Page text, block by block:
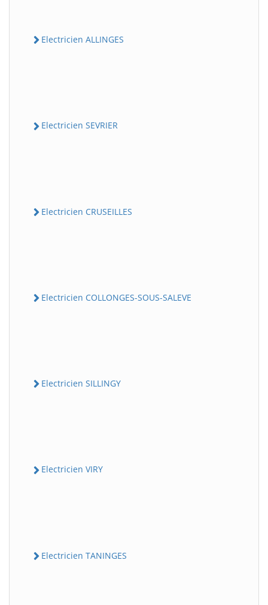
Electricien ALLINGES
Electricien SEVRIER
Electricien CRUSEILLES
Electricien COLLONGES-SOUS-SALEVE
Electricien SILLINGY
Electricien VIRY
Electricien TANINGES